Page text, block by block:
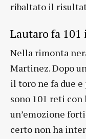
ribaltato il
Lautaro fa
Nella rimonta
Martinez. Dopo
il toro ne fa due
sono 101 reti
un’emozione
certo non ha